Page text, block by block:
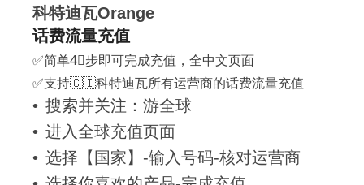
科特迪瓦Orange
话费流量充值
✅简单4⃣️步即可完成充值，全中文页面
✅支持🇨🇮科特迪瓦所有运营商的话费流量充值
搜索并关注：游全球
进入全球充值页面
选择【国家】-输入号码-核对运营商